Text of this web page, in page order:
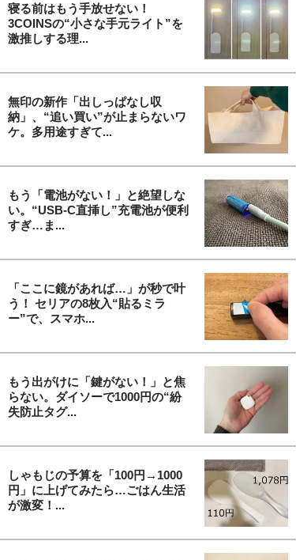
寝る前はもう手放せない！
3COINSの“小さな手元ライト”を
激推しする理...
無印の新作「出しっぱなし収
納」、“追い買い”が止まらないワ
ケ。多用途すぎて...
もう「電池がない！」と絶望しな
い。“USB-C直挿し”充電池が便利
すぎ…ま...
「ここに鏡があれば…」が秒で叶
う！ セリアの8枚入“貼るミラ
ー”で、スマホ...
もう出がけに「鍵がない！」と焦
らない。ダイソーで1000円の“紛
失防止タグ...
しゃもじの予算を「100円→1000
円」に上げてみたら…ごはん生活
が激変！...